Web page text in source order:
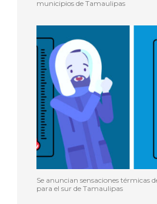
municipios de Tamaulipas
Se anuncian sensaciones térmicas
para el sur de Tamaulipas